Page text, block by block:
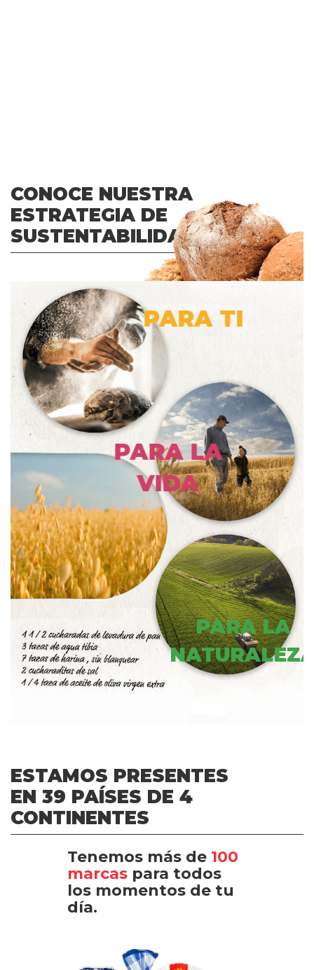
CONOCE NUESTRA
ESTRATEGIA DE
SUSTENTABILIDAD
PARA TI
PARA LA
VIDA
PARA LA
ESTAMOS PRESENTES
EN 39 PAÍSES DE 4
CONTINENTES
Tenemos más de 100
marcas para todos
los momentos de tu
día.